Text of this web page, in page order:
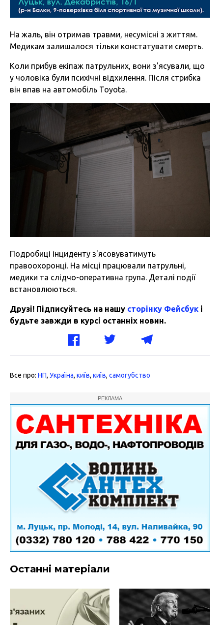
На жаль, він отримав травми, несумісні з життям.
Медикам залишалося тільки констатувати смерть.
Коли прибув екіпаж патрульних, вони з'ясували, що
у чоловіка були психічні відхилення. Після стрибка
він впав на автомобіль Toyota.
Подробиці інциденту з'ясовуватимуть
правоохоронці. На місці працювали патрульні,
медики та слідчо-оперативна група. Деталі події
встановлюються.
Друзі! Підписуйтесь на нашу сторінку Фейсбук і
будьте завжди в курсі останніх новин.
Все про: НП, Україна, київ, київ, самогубство
РЕКЛАМА
Останні матеріали